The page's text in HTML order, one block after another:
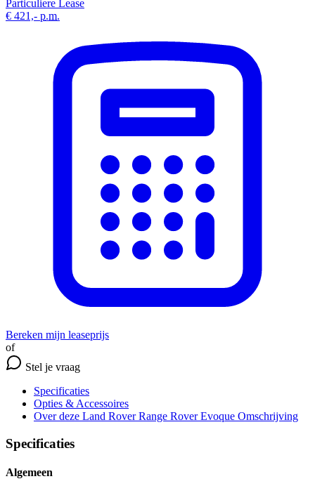
Particuliere Lease
€ 421,- p.m.
Bereken mijn leaseprijs
of
Stel je vraag
Specificaties
Opties & Accessoires
Over deze Land Rover Range Rover Evoque Omschrijving
Specificaties
Algemeen